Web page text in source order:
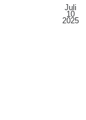
Juli
10
2025